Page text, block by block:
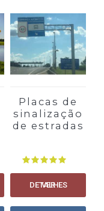
Placas de
sinalização
de estradas
VER DETALHES